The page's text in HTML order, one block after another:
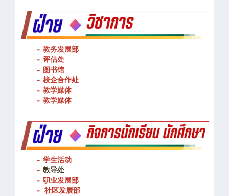
- 教务发展部
- 评估处
- 图书馆
- 校企合作处
- 教学媒体
- 学生活动
- 教导处